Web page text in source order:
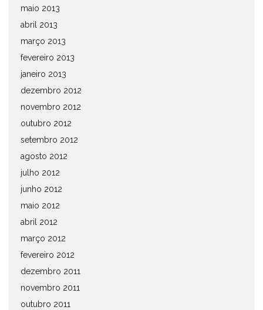
maio 2013
abril 2013
março 2013
fevereiro 2013
janeiro 2013
dezembro 2012
novembro 2012
outubro 2012
setembro 2012
agosto 2012
julho 2012
junho 2012
maio 2012
abril 2012
março 2012
fevereiro 2012
dezembro 2011
novembro 2011
outubro 2011